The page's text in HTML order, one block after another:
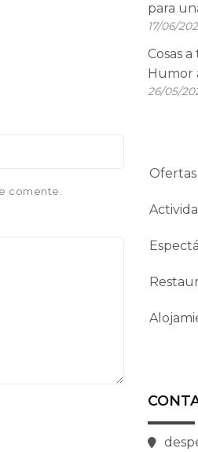
comente.
para
17/06/
Cosas
Humor
26/05/
Ofertas